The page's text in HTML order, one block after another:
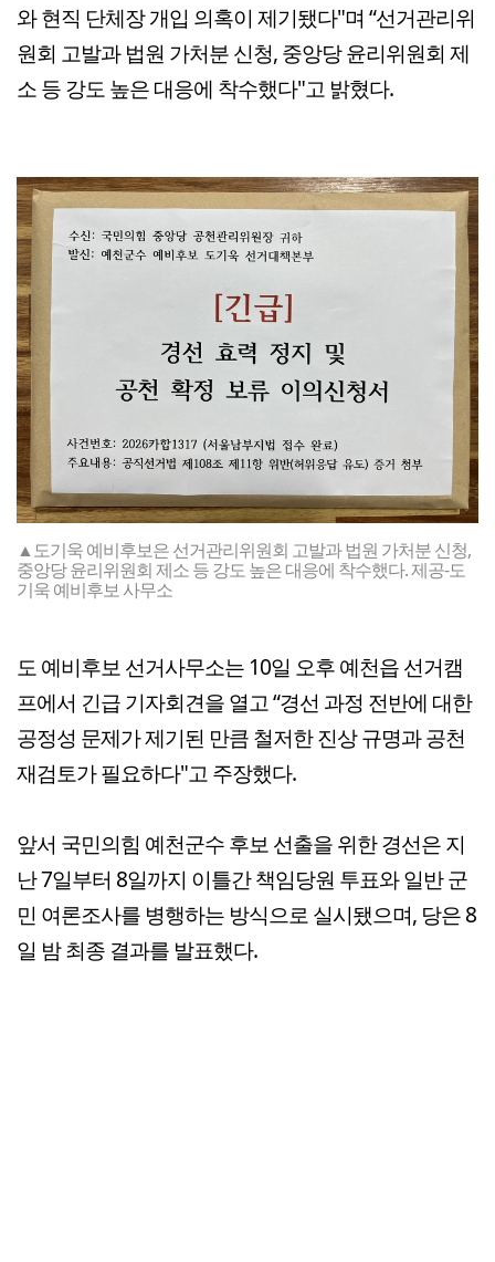
와 현직 단체장 개입 의혹이 제기됐다"며 “선거관리위
원회 고발과 법원 가처분 신청, 중앙당 윤리위원회 제
소 등 강도 높은 대응에 착수했다"고 밝혔다.
▲도기욱 예비후보은 선거관리위원회 고발과 법원 가처분 신청,
중앙당 윤리위원회 제소 등 강도 높은 대응에 착수했다. 제공-도
기욱 예비후보 사무소
도 예비후보 선거사무소는 10일 오후 예천읍 선거캠
프에서 긴급 기자회견을 열고 “경선 과정 전반에 대한
공정성 문제가 제기된 만큼 철저한 진상 규명과 공천
재검토가 필요하다"고 주장했다.
앞서 국민의힘 예천군수 후보 선출을 위한 경선은 지
난 7일부터 8일까지 이틀간 책임당원 투표와 일반 군
민 여론조사를 병행하는 방식으로 실시됐으며, 당은 8
일 밤 최종 결과를 발표했다.